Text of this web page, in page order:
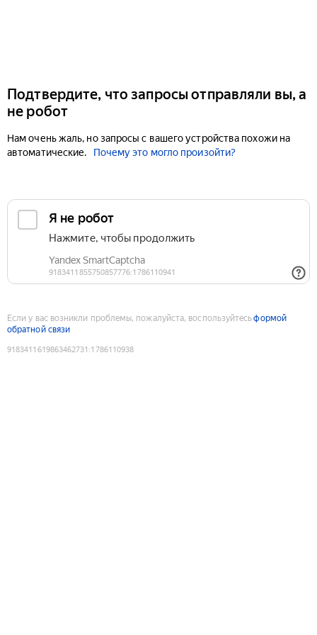
Подтвердите, что запросы отправляли вы, а
не робот
Нам очень жаль, но запросы с вашего устройства похожи на
автоматические.
Почему это могло произойти?
Если у вас возникли проблемы, пожалуйста, воспользуйтесьформой
обратной связи
9183411619863462731 :1786110938